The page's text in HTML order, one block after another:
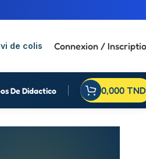
de colis Connexion /
De Didactico 0,000 TND